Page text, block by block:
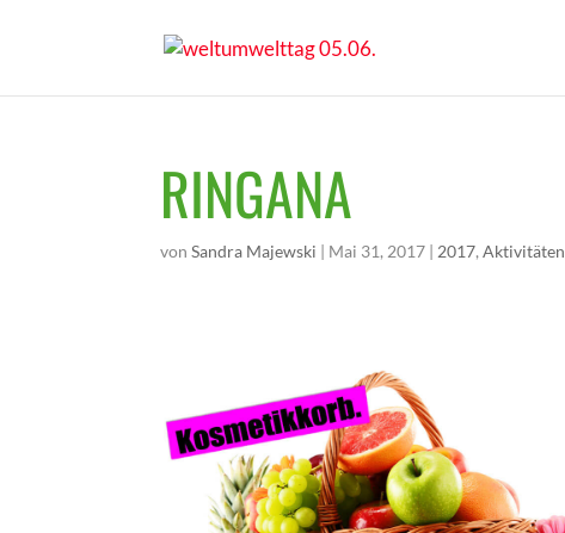
RINGANA
vonSandra Majewski | Mai 31, 2017 | 2017,Aktivitäten